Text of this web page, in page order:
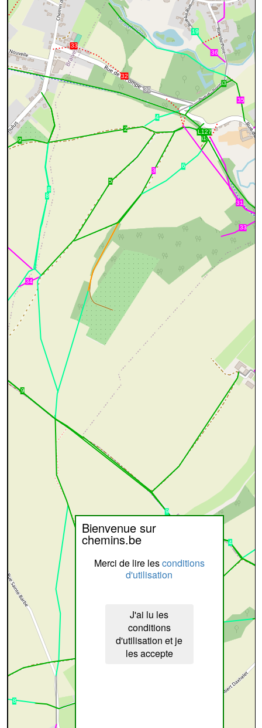
Bienvenue sur
chemins.be
Merci de lire lesconditions
d'utilisation
J'ai lu les
conditions
d'utilisation et je
les accepte